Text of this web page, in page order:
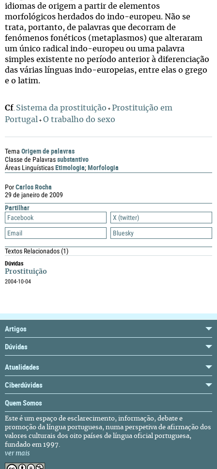
PorCarlos Rocha
29 de janeiro de 2009
Partilhar
Facebook
X (twitter)
Email
Bluesky
Textos Relacionados(1)
Dúvidas
Prostituição
2004-10-04
idiomas de origem a partir de elementos
morfológicos herdados do indo-europeu. Não se
trata, portanto, de palavras que decorram de
fenómenos fonéticos (metaplasmos) que alteraram
um único radical indo-europeu ou uma palavra
simples existente no período anterior à diferenciação
das várias línguas indo-europeias, entre elas o grego
e o latim.
Cf. Sistema da prostituição + Prostituição em
Portugal
+ O trabalho do sexo
Tema Origem de palavras
Classe de Palavrassubstantivo
Áreas LinguísticasEtimologia;Morfologia
Artigos
Dúvidas
Atualidades
Ciberdúvidas
Quem Somos
Este é um espaço de esclarecimento, informação, debate e
promoção da língua portuguesa, numa perspetiva de afirmação dos
valores culturais dos oito países de língua oficial portuguesa,
fundado em 1997.
ver mais